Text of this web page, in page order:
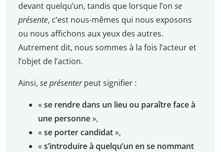
devant quelqu’un, tandis que lorsque l’on se
présente, c’est nous-mêmes qui nous exposons
ou nous affichons aux yeux des autres.
Autrement dit, nous sommes à la fois l’acteur et
l’objet de l’action.
Ainsi, se présenterpeut signifier :
«se rendre dans un lieu ou paraître face à
une personne»,
«se porter candidat»,
«s’introduire à quelqu’un en se nommant